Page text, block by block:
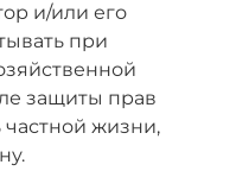
и/или его
при
защиты прав
жизни,